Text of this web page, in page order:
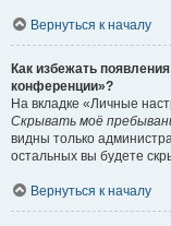
Вернуться к началу
Как избежать
конференции»?
На вкладке «Личные
Скрывать моё
видны только
остальных вы будете
Вернуться к началу